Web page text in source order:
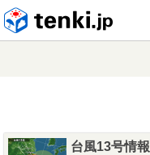
台風13号情報